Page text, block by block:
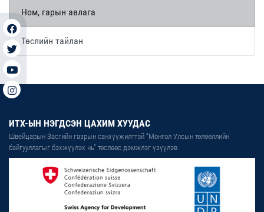
Ном, гарын авлага
Төслийн тайлан
ИТХ-ЫН НЭГДСЭН ЦАХИМ ХУУДАС
Швейцарын Засгийн газрын санхүүжилттэй “Монгол Улсын төлөөллийн
байгууллагыг бэхжүүлэх нь” төслөөс дэмжлэг үзүүлэв.